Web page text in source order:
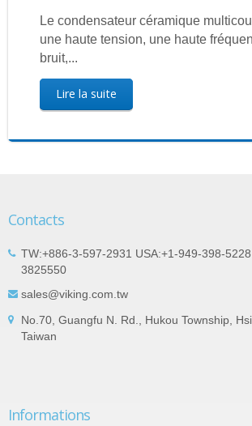
Le condensateur céramique
une haute tension, une haute
bruit,...
Lire la suite
Contacts
TW:+886-3-597-2931 USA:+1-949-398-
3825550
sales@viking.com.tw
No.70, Guangfu N. Rd., Hukou Township,
Taiwan
Informations